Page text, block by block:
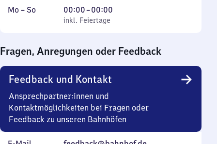
Montag
Mo – So,
inkl. Feiertage
00:00–00:00
Von
0
0
Uhr
inkl. Feiertage
Fragen, Anregungen oder Feedback
Feedback und Kontakt
Ansprechpartner:innen und
Kontaktmöglichkeiten bei Fragen oder
Feedback zu unseren Bahnhöfen